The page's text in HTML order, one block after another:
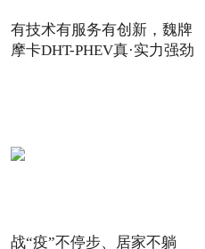
有技术有服务有创新，魏牌
摩卡DHT-PHEV真·实力强劲
战“疫”不停步、居家不躺